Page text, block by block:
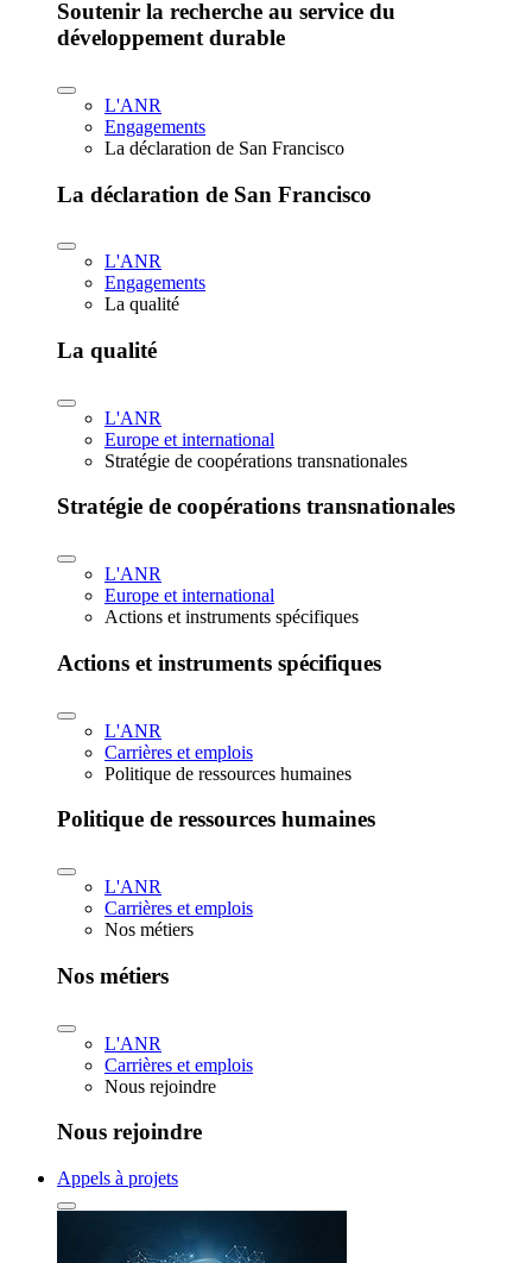
Soutenir la recherche au service du
développement durable
L'ANR
Engagements
La déclaration de San Francisco
La déclaration de San Francisco
L'ANR
Engagements
La qualité
La qualité
L'ANR
Europe et international
Stratégie de coopérations transnationales
Stratégie de coopérations transnationales
L'ANR
Europe et international
Actions et instruments spécifiques
Actions et instruments spécifiques
L'ANR
Carrières et emplois
Politique de ressources humaines
Politique de ressources humaines
L'ANR
Carrières et emplois
Nos métiers
Nos métiers
L'ANR
Carrières et emplois
Nous rejoindre
Nous rejoindre
Appels à projets